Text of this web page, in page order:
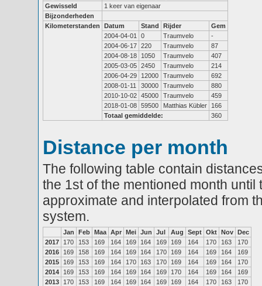
Gewisseld
1 keer van eigenaar
Bijzonderheden
Kilometerstanden
Datum Stand Rijder
Gem
2004-04-01
0 Traumvelo
-
2004-06-17 220 Traumvelo
87
2004-08-18
1050 Traumvelo
407
2005-03-05 2450 Traumvelo
214
2006-04-29
12000 Traumvelo
692
2008-01-11
30000 Traumvelo
880
2010-10-02 45000 Traumvelo
459
2018-01-08 59500 Matthias Kübler
166
Totaal gemiddelde:
360
Distance per month
The following table contain
the 1st of the mentioned month
approximate and interpolated from
system.
Jan Feb Maa Apr Mei Jun Jul Aug Sept Okt Nov Dec
2017
170 153 169 164 169 164 169 169 164 170 163
170
2016
169 158 169 164 169 164 170 169 164 169 164
169
2015
169 153 169 164 170 163 170 169 164 169 164
170
2014
169 153 169 164 169 164 169 170 164 169 164
169
2013
170 153 169 164 169 164 169 169 164 170 163
170